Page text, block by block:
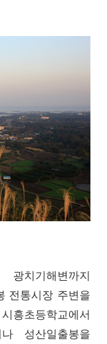
치기해변까지
전통시장 주변을
흥초등학교에서
성산일출봉을